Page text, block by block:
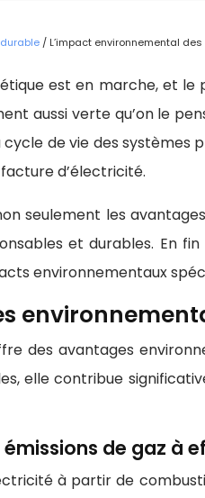
/ L’impact environnemental
est en marche, et
aussi verte qu’on le
cycle de vie des
d’électricité.
seulement les
et durables. En
environnementaux
des avantages
elle contribue
de gaz à
à partir de